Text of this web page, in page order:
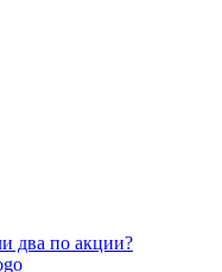
два по акции?